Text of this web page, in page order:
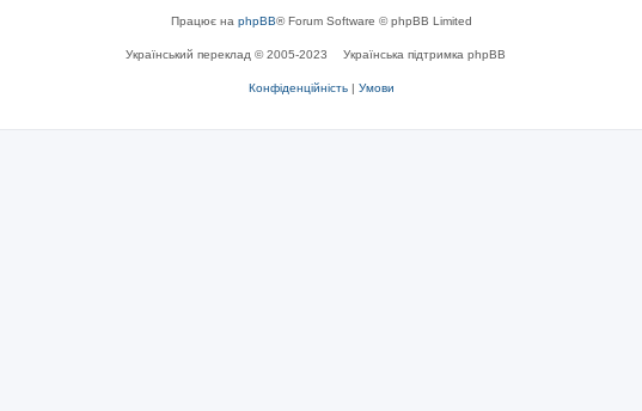
Працює на phpBB® Forum Software © phpBB Limited
Український переклад © 2005-2023 Українська підтримка phpBB
Конфіденційність | Умови